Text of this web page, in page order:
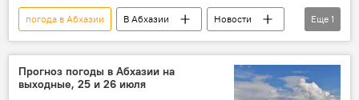
погода в Абхазии В Абхазии
Новости
Абхазия
Еще 1
Прогноз погоды в Абхазии на
выходные, 25 и 26 июля